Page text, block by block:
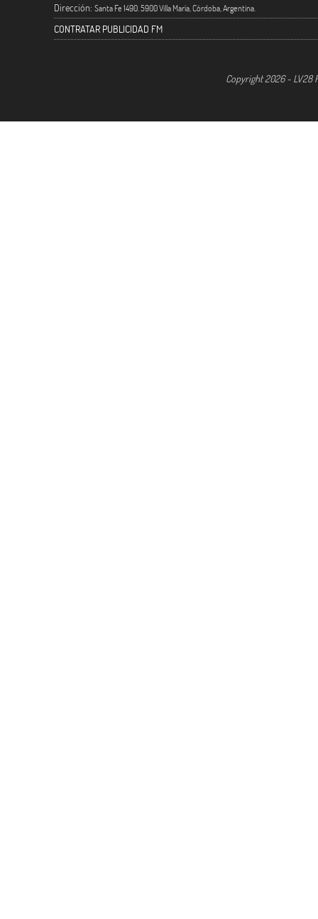
Dirección: Santa Fe 1490. 5900 Villa María, Córdoba, Argentina.
CONTRATAR PUBLICIDAD FM
Copyright 2026 - LV28